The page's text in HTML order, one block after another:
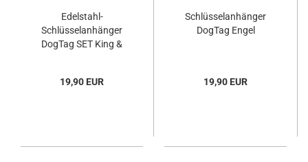
Edelstahl-
Schlüsselanhänger
DogTag SET King &
19,90 EUR
Schlüsselanhänger
DogTag Engel
19,90 EUR